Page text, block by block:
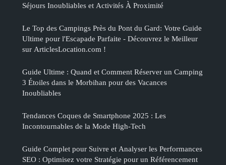
Séjours Inoubliables et Activités À Proximité
Le Top des Campings Près du Pont du Gard: Votre Guide
Ultime pour l'Escapade Parfaite - Découvrez le Meilleur
sur ArticlesLocation.com !
Guide Ultime : Quand et Comment Réserver un Camping
3 Étoiles dans le Morbihan pour des Vacances
Inoubliables
Tendances Coques de Smartphone 2025 : Les
Incontournables de la Mode High-Tech
Guide Complet pour Suivre et Analyser les Performances
SEO : Optimisez votre Stratégie pour un Référencement